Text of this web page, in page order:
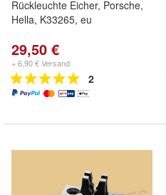
Rückleuchte Eicher, Porsche,
Hella, K33265, eu
29,50 €
+ 6,90 € Versand
2